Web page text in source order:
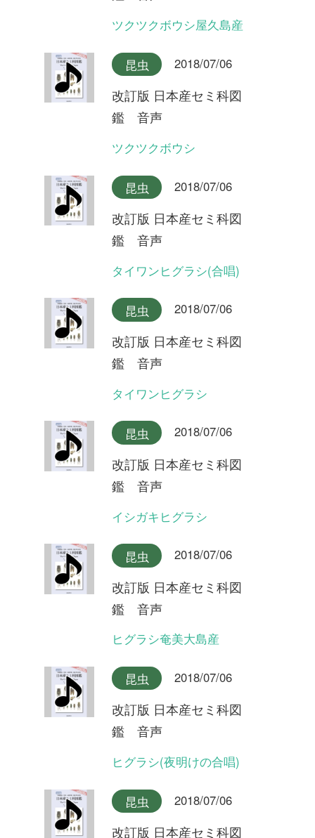
鑑 音声
イワサキヒメハルゼミ(合唱)
昆虫 2018/07/06
改訂版 日本産セミ科図
昆虫 2018/07/06
改訂版 日本産セミ科図
鑑 音声
オキナワヒメハルゼミ(合唱)
昆虫
改訂版 日本産セミ科図
鑑 音声
オキナワヒメハルゼミ
昆虫 2018/07/06
改訂版 日本産セミ科図
鑑 音声
ダイトウヒメハルゼミ
改訂版 日本産セミ科図
鑑 音声
ヒメハルゼミ奄美大島産
昆虫 2018/07/06
改訂版 日本産セミ科図
鑑 音声
ヒメハルゼミ(夕方の合唱)
昆虫 2018/07/06
改訂版 日本産セミ科図
昆虫 2018/07/06